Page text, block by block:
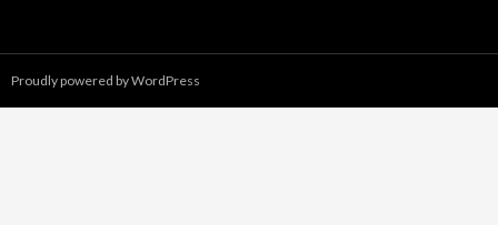
Proudly powered by WordPress